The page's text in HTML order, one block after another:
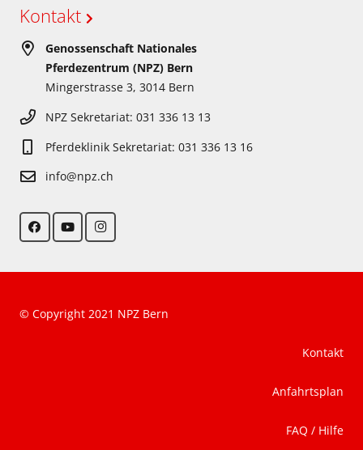
Kontakt
Genossenschaft Nationales
Pferdezentrum (NPZ) Bern
Mingerstrasse 3, 3014 Bern
NPZ Sekretariat: 031 336 13 13
Pferdeklinik Sekretariat: 031 336 13 16
info@npz.ch
© Copyright 2021 NPZ Bern
Kontakt
Anfahrtsplan
FAQ / Hilfe